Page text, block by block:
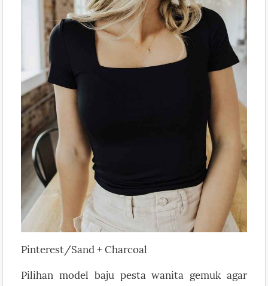
Pinterest/Sand + Charcoal
Pilihan model baju pesta wanita gemuk agar